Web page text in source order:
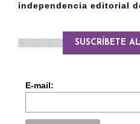
independencia editorial
SUSCRÍBETE
E-mail: